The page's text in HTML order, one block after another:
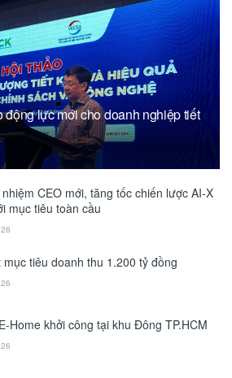
động lực mới cho doanh nghiệp tiết
CEO mới, tăng tốc chiến lược AI-X
mục tiêu toàn cầu
mục tiêu doanh thu 1.200 tỷ đồng
Home khởi công tại khu Đông TP.HCM